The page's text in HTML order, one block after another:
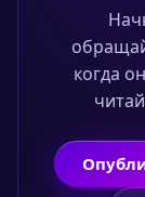
когда